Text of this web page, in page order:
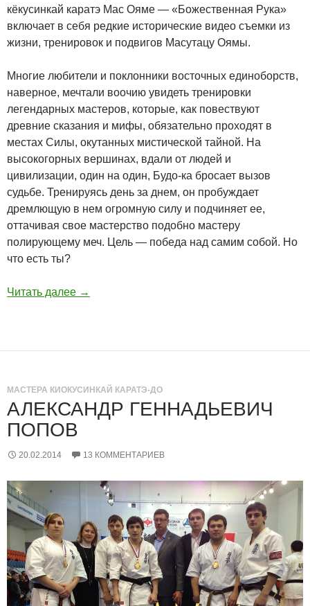
кёкусинкай каратэ Мас Ояме — «Божественная Рука»
включает в себя редкие исторические видео съемки из
жизни, тренировок и подвигов Масутацу Оямы.
Многие любители и поклонники восточных единоборств,
наверное, мечтали воочию увидеть тренировки
легендарных мастеров, которые, как повествуют
древние сказания и мифы, обязательно проходят в
местах Силы, окутанных мистической тайной. На
высокогорных вершинах, вдали от людей и
цивилизации, один на один, Будо-ка бросает вызов
судьбе. Тренируясь день за днем, он пробуждает
дремлющую в нем огромную силу и подчиняет ее,
оттачивая свое мастерство подобно мастеру
полирующему меч. Цель — победа над самим собой. Но
что есть ты?
Читать далее →
МАСТЕРА КИОКУСИНКАЙ КАРАТЭ-ДО
АЛЕКСАНДР ГЕННАДЬЕВИЧ
ПОПОВ
20.02.2014 13 КОММЕНТАРИЕВ